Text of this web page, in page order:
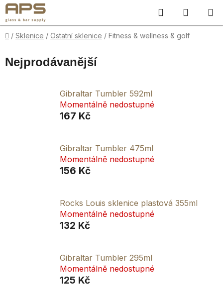
Přejít
na
obsah
Hledat
KOŠÍK
Domů
/ Sklenice / Ostatní sklenice / Fitness & wellness & golf
Nejprodávanější
Gibraltar Tumbler 592ml
Momentálně nedostupné
167 Kč
Gibraltar Tumbler 475ml
Momentálně nedostupné
156 Kč
Rocks Louis sklenice plastová 355ml
Momentálně nedostupné
132 Kč
Gibraltar Tumbler 295ml
Momentálně nedostupné
125 Kč